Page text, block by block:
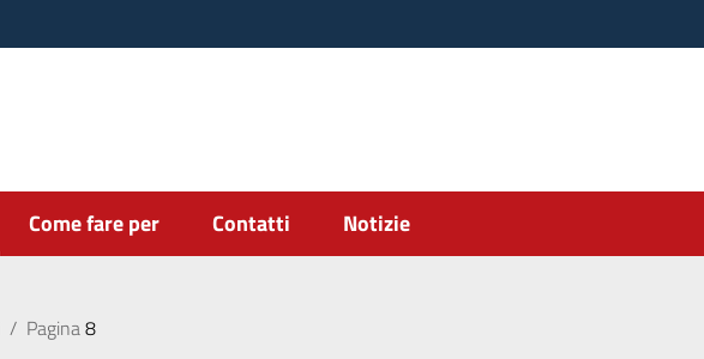
Come fare per Contatti Notizie
/ Pagina8